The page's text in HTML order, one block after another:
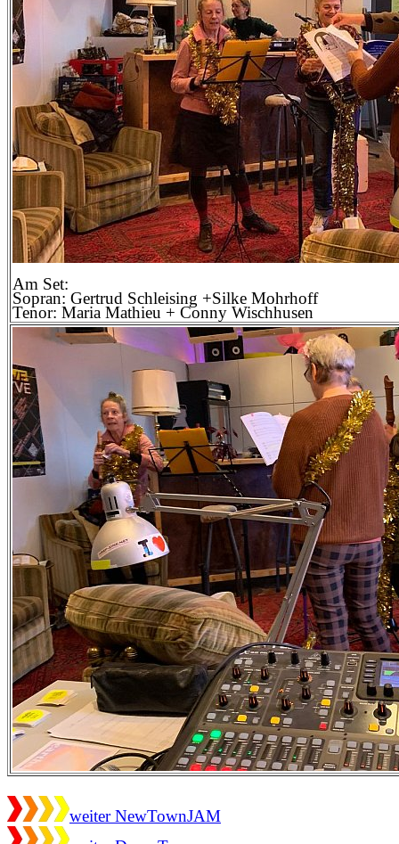
Am Set:
Sopran: Gertrud Schleising +Silke Mohrhoff
Tenor: Maria Mathieu + Conny Wischhusen
weiter NewTownJAM